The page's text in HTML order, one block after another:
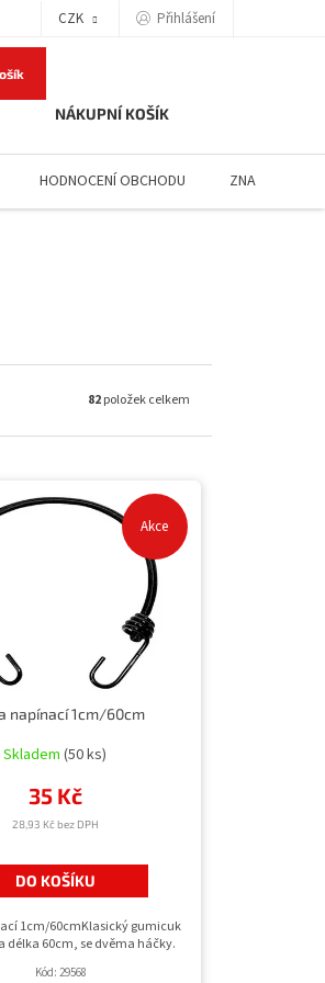
CZK Přihlášení
NÁKUPNÍ KOŠÍK
HODNOCENÍ OBCHODU ZNAČKY
82položek celkem
Akce
napínací 1cm/60cm
Skladem(50 ks)
28,93 Kč bez DPH
35 Kč
DO KOŠÍKU
1cm/60cmKlasický gumicuk
délka 60cm, se dvěma háčky.
Kód: 29568